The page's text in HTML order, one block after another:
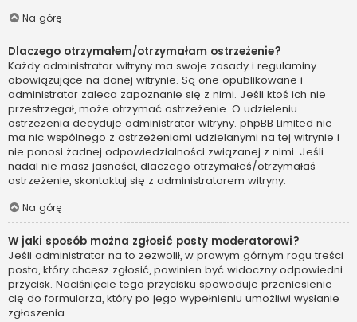
Na górę
Dlaczego otrzymałem/otrzymałam ostrzeżenie?
Każdy administrator witryny ma swoje zasady i regulaminy
obowiązujące na danej witrynie. Są one opublikowane i
administrator zaleca zapoznanie się z nimi. Jeśli ktoś ich nie
przestrzegał, może otrzymać ostrzeżenie. O udzieleniu
ostrzeżenia decyduje administrator witryny. phpBB Limited nie
ma nic wspólnego z ostrzeżeniami udzielanymi na tej witrynie i
nie ponosi żadnej odpowiedzialności związanej z nimi. Jeśli
nadal nie masz jasności, dlaczego otrzymałeś/otrzymałaś
ostrzeżenie, skontaktuj się z administratorem witryny.
Na górę
W jaki sposób można zgłosić posty moderatorowi?
Jeśli administrator na to zezwolił, w prawym górnym rogu treści
posta, który chcesz zgłosić, powinien być widoczny odpowiedni
przycisk. Naciśnięcie tego przycisku spowoduje przeniesienie
cię do formularza, który po jego wypełnieniu umożliwi wysłanie
zgłoszenia.